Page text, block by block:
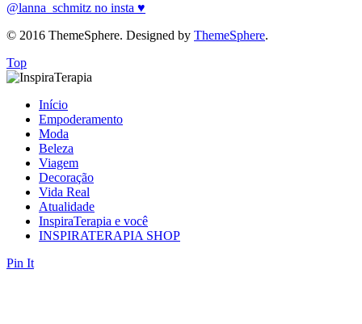
@lanna_schmitz no insta ♥
© 2016 ThemeSphere. Designed by ThemeSphere.
Top
Início
Empoderamento
Moda
Beleza
Viagem
Decoração
Vida Real
Atualidade
InspiraTerapia e você
INSPIRATERAPIA SHOP
Pin It